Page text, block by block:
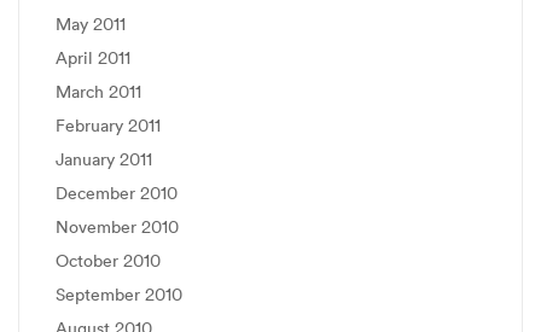
May 2011
April 2011
March 2011
February 2011
January 2011
December 2010
November 2010
October 2010
September 2010